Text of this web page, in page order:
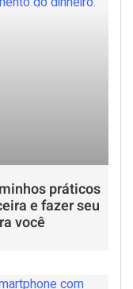
práticos
e fazer seu
você